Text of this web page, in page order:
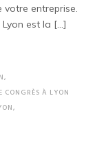
votre entreprise.
Lyon est la […]
,
CONGRÈS À LYON
,